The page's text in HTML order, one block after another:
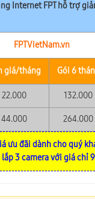
Internet FPT hỗ trợ
FPTVietNam.vn
giá/tháng Gói 6
22.000 132.000
44.000 264.000
ưu đãi dành cho quý
lắp 3 camera với giá chỉ